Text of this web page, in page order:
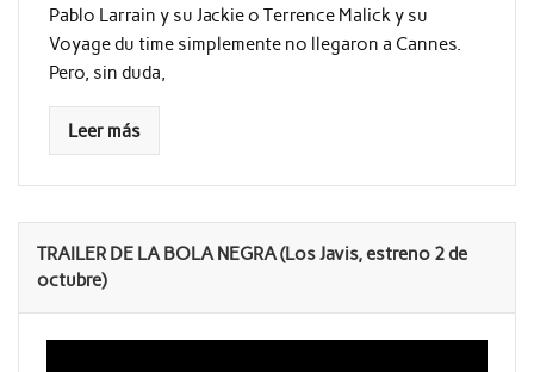
Pablo Larrain y su Jackie o Terrence Malick y su
Voyage du time simplemente no llegaron a Cannes.
Pero, sin duda,
Leer más
TRAILER DE LA BOLA NEGRA (Los Javis, estreno 2 de
octubre)